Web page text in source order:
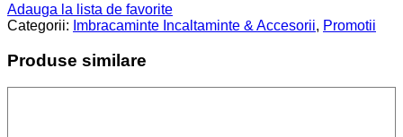
Adauga la lista de favorite
Categorii: Imbracaminte Incaltaminte & Accesorii, Promotii
Produse similare